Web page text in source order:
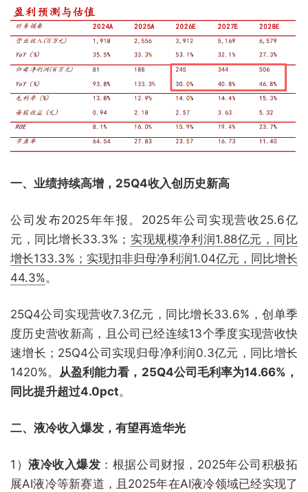
一、业绩持续高增，25Q4收入创历史新高
公司发布2025年年报。2025年公司实现营收25.6亿
元，同比增长33.3%； 实现规模净利润1.88亿元，同比
增长133.3%；实现扣非归母净利润1.04亿元，同比增长
44.3%。
25Q4公司实现营收7.3亿元，同比增长33.6%，创单季
度历史营收新高，且公司已经连续13个季度实现营收快
速增长；25Q4公司实现归母净利润0.3亿元，同比增长
1420%。 从盈利能力看，25Q4公司毛利率为14.66%，
同比提升超过4.0pct。
二、液冷收入爆发，有望再造华光
1）液冷收入爆发 ：根据公司财报，2025年公司积极拓
展AI液冷等新赛道，且2025年在AI液冷领域已经实现了